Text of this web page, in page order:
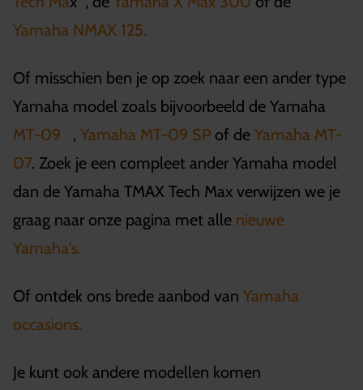
Yamaha NMAX 125.
Of misschien ben je op zoek naar een ander type
Yamaha model zoals bijvoorbeeld de Yamaha
MT-09
, Yamaha MT-09 SP of de Yamaha MT-
07. Zoek je een compleet ander Yamaha model
dan de Yamaha TMAX Tech Max verwijzen we je
graag naar onze pagina met alle nieuwe
Yamaha's.
Of ontdek ons brede aanbod van Yamaha
occasions.
Je kunt ook andere modellen komen